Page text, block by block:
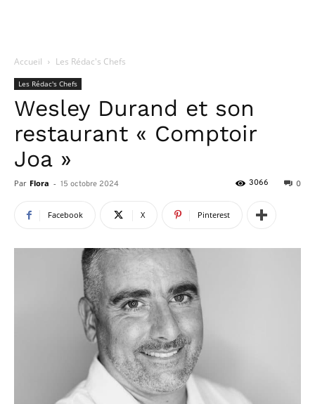
Accueil Les Rédac's Chefs
Les Rédac's Chefs
Wesley Durand et son
restaurant « Comptoir
Joa »
Par Flora - 15 octobre 2024 0
3066
Facebook X Pinterest